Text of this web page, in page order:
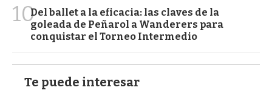
10Del ballet a la eficacia: las claves de la
goleada de Peñarol a Wanderers para
conquistar el Torneo Intermedio
Te puede interesar